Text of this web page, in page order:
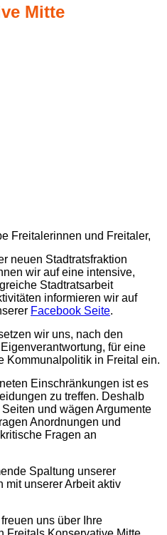
Mitte
Freitalerinnen und Freitaler,
neuen Stadtratsfraktion
wir auf eine intensive,
Stadtratsarbeit
informieren wir auf
Facebook Seite.
wir uns, nach den
für eine
Kommunalpolitik in Freital ein.
Einschränkungen ist es
zu treffen. Deshalb
und wägen Argumente
Anordnungen und
Fragen an
Spaltung unserer
mit unserer Arbeit aktiv
uns über Ihre